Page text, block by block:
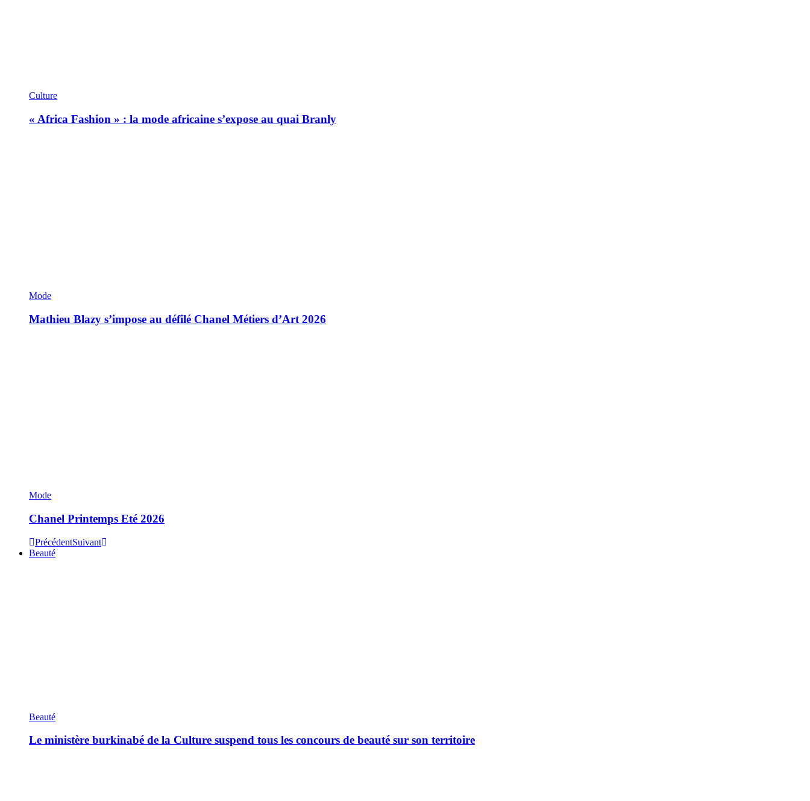
Culture
« Africa Fashion » : la mode africaine s’expose au quai Branly
Mode
Mathieu Blazy s’impose au défilé Chanel Métiers d’Art 2026
Mode
Chanel Printemps Eté 2026
PrécédentSuivant
Beauté
Beauté
Le ministère burkinabé de la Culture suspend tous les concours de beauté sur son territoire